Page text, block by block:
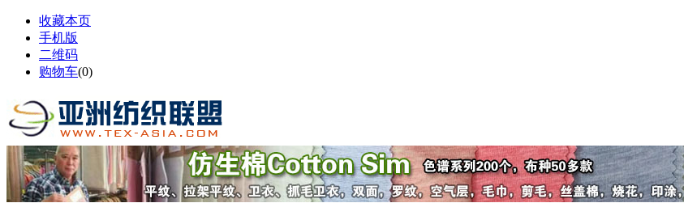
收藏本页
手机版
二维码
购物车(0)